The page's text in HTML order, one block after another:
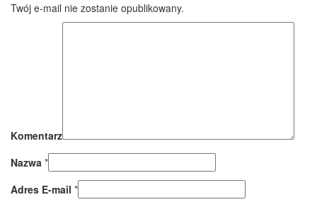
Twój e-mail nie zostanie opublikowany.
Komentarz
Nazwa *
Adres E-mail *